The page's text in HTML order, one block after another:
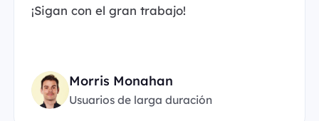
¡Sigan con el gran trabajo!
Morris Monahan
Usuarios de larga duración